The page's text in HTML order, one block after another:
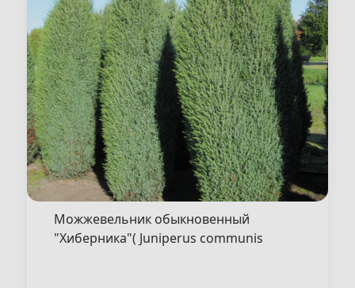
Можжевельник обыкновенный
"Хиберника"( Juniperus communis